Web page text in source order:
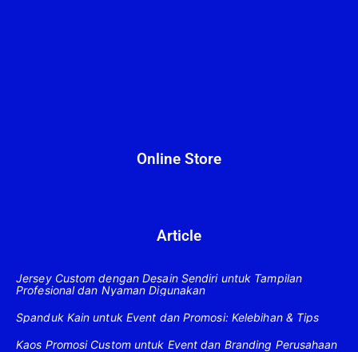
Online Store
Article
Jersey Custom dengan Desain Sendiri untuk Tampilan
Profesional dan Nyaman Digunakan
Spanduk Kain untuk Event dan Promosi: Kelebihan & Tips
Kaos Promosi Custom untuk Event dan Branding Perusahaan